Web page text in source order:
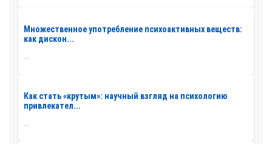
Множественное употребление психоактивных веществ:
как дискон...
...
Как стать «крутым»: научный взгляд на психологию
привлекател...
...